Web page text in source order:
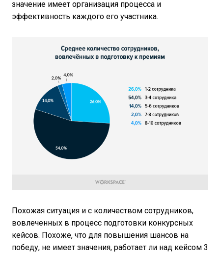
значение имеет организация процесса и
эффективность каждого его участника.
Похожая ситуация и с количеством сотрудников,
вовлеченных в процесс подготовки конкурсных
кейсов. Похоже, что для повышения шансов на
победу, не имеет значения, работает ли над кейсом 3